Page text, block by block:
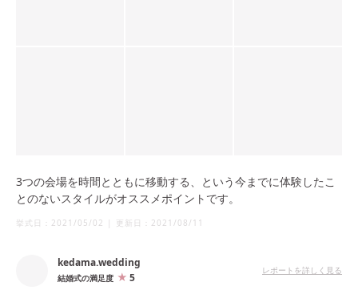
3つの会場を時間とともに移動する、という今までに体験したこ
とのないスタイルがオススメポイントです。
挙式日： 2021/05/02 | 更新日： 2021/08/11
kedama.wedding
結婚式の満足度 5
レポートを詳しく見る